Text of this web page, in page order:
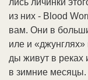
из них - Blood
вам. Они в
иле и
ды жи­вут в
в зим­ние